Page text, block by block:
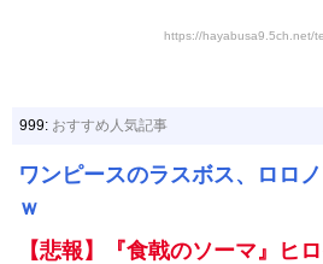
https://hayabusa9.5ch.net/
999: おすすめ人気記事
ワンピースのラスボス、ロロ
ｗ
【悲報】『食戟のソーマ』ヒ